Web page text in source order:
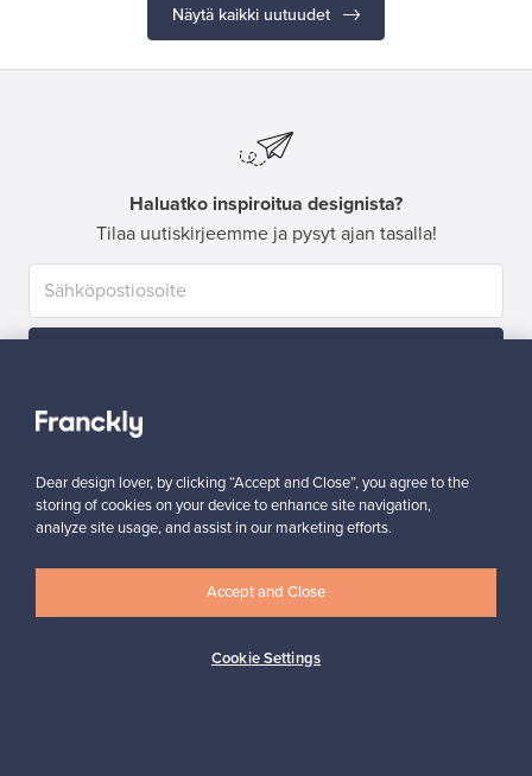
Näytä kaikki uutuudet
Haluatko inspiroitua designista?
Tilaa uutiskirjeemme ja pysyt ajan tasalla!
Aitoa designia Turvalliset maksut
Dear design lover, by clicking “Accept and Close”, you agree to the
storing of cookies on your device to enhance site navigation,
analyze site usage, and assist in our marketing efforts.
Cookie Settings
Accept and Close